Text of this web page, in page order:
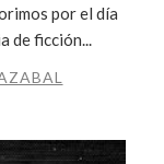
por el día
ficción...